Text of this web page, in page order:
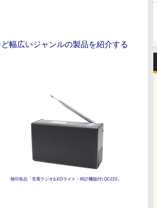
幅広いジャンルの製品を紹介する
無印良品「充電ラジオ(LEDライト・時計機能付) OC223」